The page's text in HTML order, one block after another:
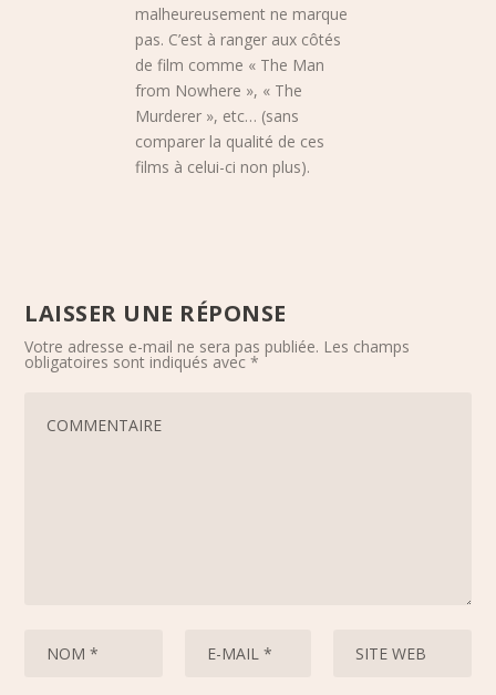
malheureusement ne marque
pas. C’est à ranger aux côtés
de film comme « The Man
from Nowhere », « The
Murderer », etc… (sans
comparer la qualité de ces
films à celui-ci non plus).
LAISSER UNE RÉPONSE
Votre adresse e-mail ne sera pas publiée. Les champs
obligatoires sont indiqués avec*